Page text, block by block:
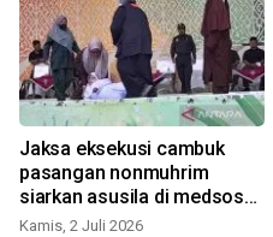
Jaksa eksekusi cambuk
pasangan nonmuhrim
siarkan asusila di medsos
Tiktok
Kamis, 2 Juli 2026